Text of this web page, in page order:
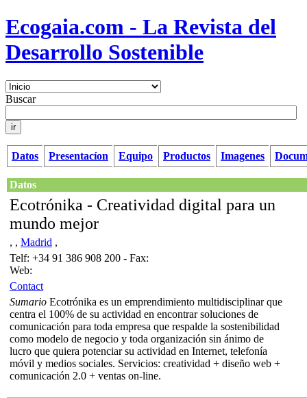
Ecogaia.com - La Revista del
Desarrollo Sostenible
Buscar
Datos Presentacíon Equipo Productos Imagenes
Datos
Ecotrónika - Creatividad digital para un
mundo mejor
, , Madrid ,
Telf: +34 91 386 908 200 - Fax:
Web:
Contact
Sumario Ecotrónika es un emprendimiento multidisciplinar que
centra el 100% de su actividad en encontrar soluciones de
comunicación para toda empresa que respalde la sostenibilidad
como modelo de negocio y toda organización sin ánimo de
lucro que quiera potenciar su actividad en Internet, telefonía
móvil y medios sociales. Servicios: creatividad + diseño web +
comunicación 2.0 + ventas on-line.